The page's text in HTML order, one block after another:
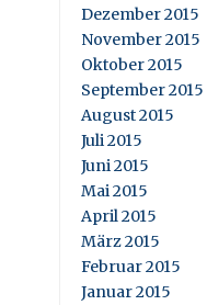
Dezember 2015
November 2015
Oktober 2015
September 2015
August 2015
Juli 2015
Juni 2015
Mai 2015
April 2015
März 2015
Februar 2015
Januar 2015